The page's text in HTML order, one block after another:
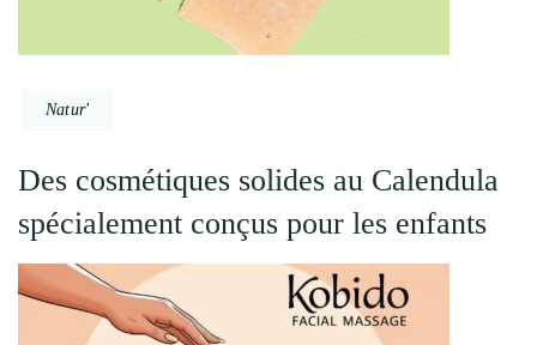
Natur'
Des cosmétiques solides au Calendula
spécialement conçus pour les enfants